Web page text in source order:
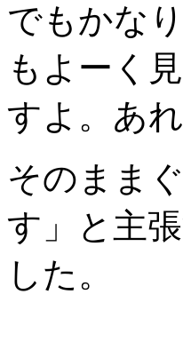
でもかな
もよーく
すよ。あ
そのまま
す」と主
した。